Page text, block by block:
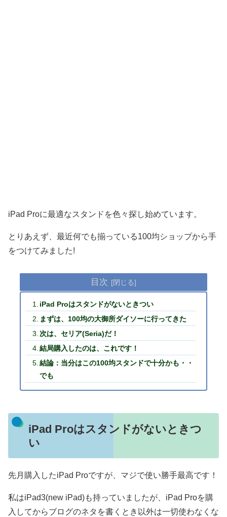
iPad Proに最適なスタンドを色々探し始めています。
とりあえず、最近何でも揃っている100均ショップから手
をつけてみました!
目次
iPad Proはスタンドがないときつい
まずは、100均の大御所ダイソーに行ってきた
次は、セリア(Seria)だ！
結局購入したのは、これです！
結論：当分はこの100均スタンドで十分かも・・
でも
iPad Proはスタンドがないときつ
い
先月購入したiPad Proですが、マジで使い勝手最高です！
私はiPad3(new iPad)も持っていましたが、iPad Proを購
入してからブログのネタを書くとき以外は一切使わなくな